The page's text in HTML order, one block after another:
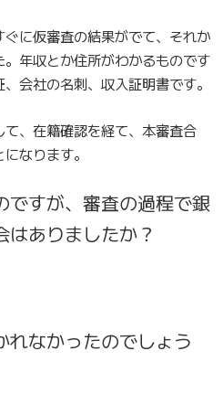
に仮審査の結果がでて、それか
年収とか住所がわかるものです
会社の名刺、収入証明書です。
、在籍確認を経て、本審査合
なります。
ですが、審査の過程で銀
ありましたか？
れなかったのでしょう